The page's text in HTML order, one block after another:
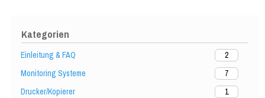
Kategorien
Einleitung & FAQ
2
Monitoring Systeme
7
Drucker/Kopierer
1